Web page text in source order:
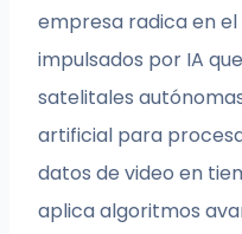
empresa radica en
impulsados por IA
satelitales
artificial para
datos de video en
aplica algoritmos